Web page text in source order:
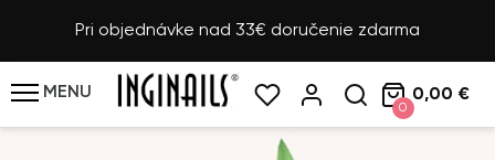
Pri objednávke nad 33€ doručenie zdarma
MENU
0
0,00 €